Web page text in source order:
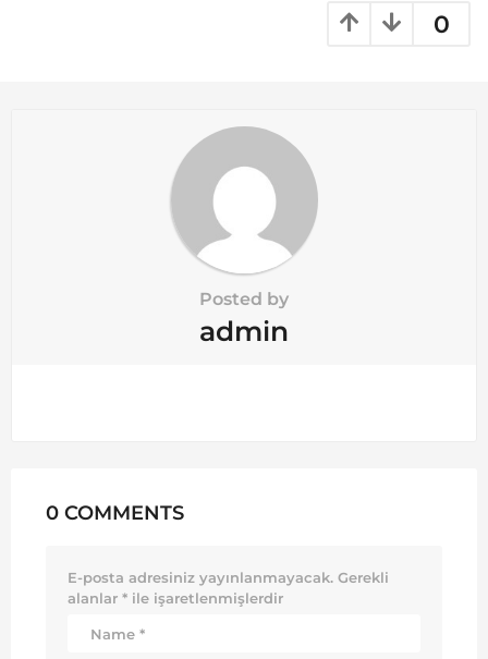
0
Posted by
admin
0 COMMENTS
E-posta adresiniz yayınlanmayacak. Gerekli
alanlar * ile işaretlenmişlerdir